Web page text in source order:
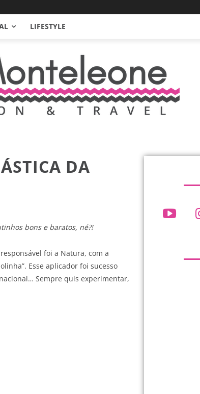
LIFESTYLE
DA
bons e baratos, né?!
foi a Natura, com a
Esse aplicador foi sucesso
Sempre quis experimentar,